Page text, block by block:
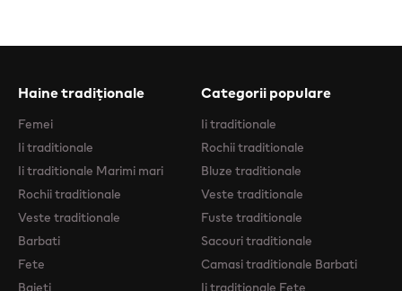
Haine tradiționale
Femei
Ii traditionale
Ii traditionale Marimi mari
Rochii traditionale
Veste traditionale
Barbati
Fete
Categorii populare
Ii traditionale
Rochii traditionale
Bluze traditionale
Veste traditionale
Fuste traditionale
Sacouri traditionale
Camasi traditionale Barbati